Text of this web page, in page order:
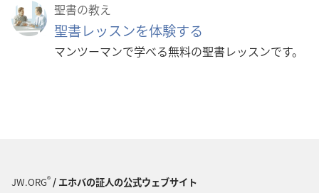
聖書の教え
聖書レッスンを体験する
マンツーマンで学べる無料の聖書レッスンです。
JW.ORG®/ エホバの証人の公式ウェブサイト